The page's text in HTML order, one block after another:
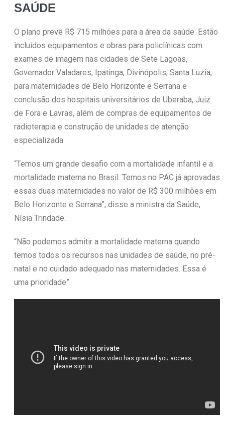
SAÚDE
O plano prevê R$ 715 milhões para a área da saúde. Estão
incluídos equipamentos e obras para policlínicas com
exames de imagem nas cidades de Sete Lagoas,
Governador Valadares, Ipatinga, Divinópolis, Santa Luzia,
para maternidades de Belo Horizonte e Serrana e
conclusão dos hospitais universitários de Uberaba, Juiz
de Fora e Lavras, além de compras de equipamentos de
radioterapia e construção de unidades de atenção
especializada.
“Temos um grande desafio com a mortalidade infantil e a
mortalidade materna no Brasil. Temos no PAC já aprovadas
essas duas maternidades no valor de R$ 300 milhões em
Belo Horizonte e Serrana”, disse a ministra da Saúde,
Nísia Trindade.
“Não podemos admitir a mortalidade materna quando
temos todos os recursos nas unidades de saúde, no pré-
natal e no cuidado adequado nas maternidades. Essa é
uma prioridade”.